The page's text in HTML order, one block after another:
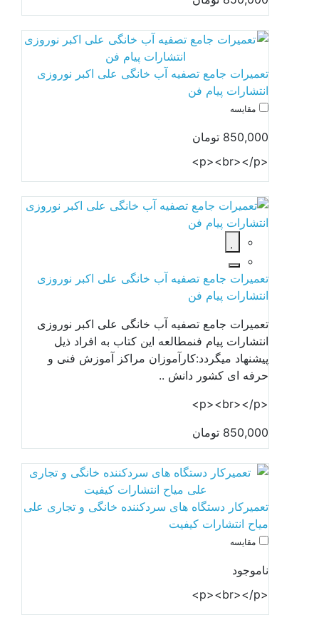
تعمیرات جامع تصفیه آب خانگی علی اکبر نوروزی
انتشارات پیام فن
مقایسه
850,000 تومان
تعمیرات جامع تصفیه آب خانگی علی اکبر نوروزی
انتشارات پیام فن
تعمیرات جامع تصفیه آب خانگی علی اکبر نوروزی
انتشارات پیام فنمطالعه این کتاب به افراد ذیل
پیشنهاد میگردد:کارآموزان مراکز آموزش فنی و
حرفه ای کشور دانش ..
850,000 تومان
تعمیرکار دستگاه های سردکننده خانگی و تجاری علی
میاح انتشارات کیفیت
مقایسه
ناموجود